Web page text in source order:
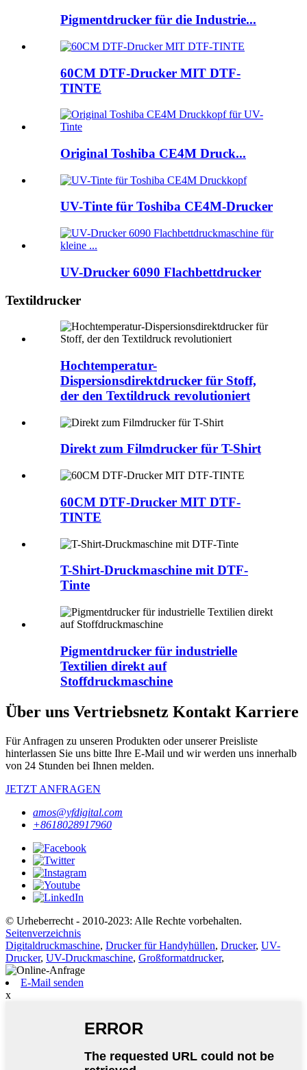
Pigmentdrucker für die Industrie...
60CM DTF-Drucker MIT DTF-
TINTE
Original Toshiba CE4M Druck...
UV-Tinte für Toshiba CE4M-Drucker
UV-Drucker 6090 Flachbettdrucker
Textildrucker
Hochtemperatur-
Dispersionsdirektdrucker für Stoff,
der den Textildruck revolutioniert
Direkt zum Filmdrucker für T-Shirt
60CM DTF-Drucker MIT DTF-
TINTE
T-Shirt-Druckmaschine mit DTF-
Tinte
Pigmentdrucker für industrielle
Textilien direkt auf
Stoffdruckmaschine
Über uns Vertriebsnetz Kontakt Karriere
Für Anfragen zu unseren Produkten oder unserer Preisliste
hinterlassen Sie uns bitte Ihre E-Mail und wir werden uns innerhalb
von 24 Stunden bei Ihnen melden.
JETZT ANFRAGEN
amos@yfdigital.com
+8618028917960
© Urheberrecht - 2010-2023: Alle Rechte vorbehalten.
Seitenverzeichnis
Digitaldruckmaschine, Drucker für Handyhüllen, Drucker, UV-
Drucker, UV-Druckmaschine, Großformatdrucker,
E-Mail senden
x